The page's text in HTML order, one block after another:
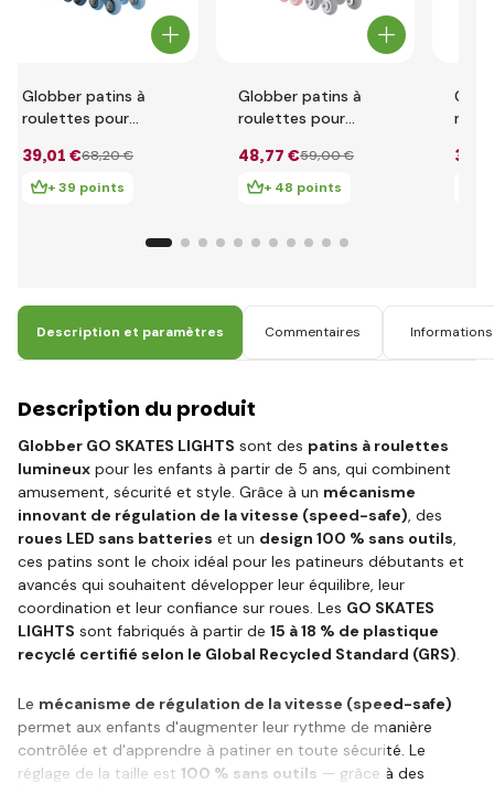
Globber patins à
roulettes pour
26-29 Blueberry -
Ash Blue
39,01 €68,20 €
+ 39 points
Globber patins à
roulettes pour
26-29 Pastel Rose -
Blanc
48,77 €59,00 €
+ 48 points
30-
39
Description et paramètres Commentaires
Description du produit
Globber GO SKATES LIGHTS sont des patins à roulettes
lumineux pour les enfants à partir de 5 ans, qui combinent
amusement, sécurité et style. Grâce à un mécanisme
innovant de régulation de la vitesse (speed-safe), des
roues LED sans batteries et un design 100 % sans outils,
ces patins sont le choix idéal pour les patineurs débutants et
avancés qui souhaitent développer leur équilibre, leur
coordination et leur confiance sur roues. Les GO SKATES
LIGHTS sont fabriqués à partir de 15 à 18 % de plastique
recyclé certifié selon le Global Recycled Standard (GRS).
Le mécanisme de régulation de la vitesse (speed-safe)
permet aux enfants d'augmenter leur rythme de manière
contrôlée et d'apprendre à patiner en toute sécurité. Le
réglage de la taille est 100 % sans outils — grâce à des